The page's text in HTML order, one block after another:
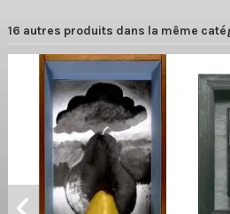
16 autres produits dans la même